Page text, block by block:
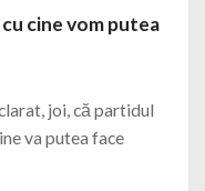
cine vom putea
joi, că partidul
va putea face